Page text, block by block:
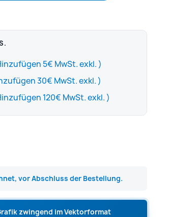
(Hinzufügen 5€ MwSt. exkl. )
(Hinzufügen 30€ MwSt. exkl. )
(Hinzufügen 120€ MwSt. exkl. )
vor Abschluss der Bestellung.
zwingend im Vektorformat